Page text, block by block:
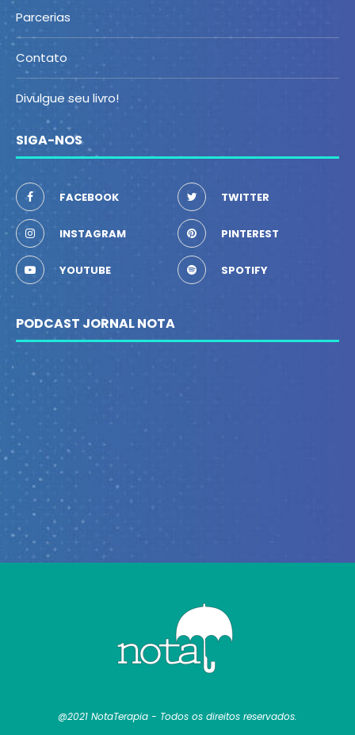
Parcerias
Contato
Divulgue seu livro!
SIGA-NOS
FACEBOOK TWITTER
INSTAGRAM PINTEREST
YOUTUBE SPOTIFY
PODCAST JORNAL NOTA
@2021 NotaTerapia - Todos os direitos reservados.